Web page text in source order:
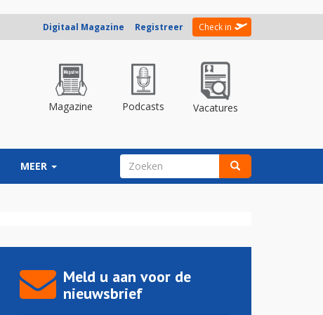
Digitaal Magazine Registreer Check in
Magazine Podcasts Vacatures
MEER ZOEKVELD
Meld u aan voor de
nieuwsbrief